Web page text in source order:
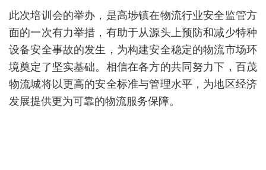
此次培训会的举办，是高埗镇在物流行业安全监管方
面的一次有力举措，有助于从源头上预防和减少特种
设备安全事故的发生，为构建安全稳定的物流市场环
境奠定了坚实基础。相信在各方的共同努力下， 百茂
物流城将以更高的安全标准与管理水平，为地区经济
发展提供更为可靠的物流服务保障。